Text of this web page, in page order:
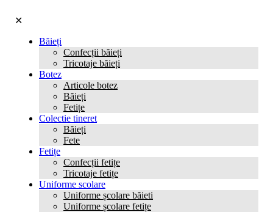
✕
Băieți
Confecții băieți
Tricotaje băieți
Botez
Articole botez
Băieți
Fetițe
Colectie tineret
Băieți
Fete
Fetițe
Confecții fetițe
Tricotaje fetițe
Uniforme scolare
Uniforme școlare băieti
Uniforme școlare fetițe